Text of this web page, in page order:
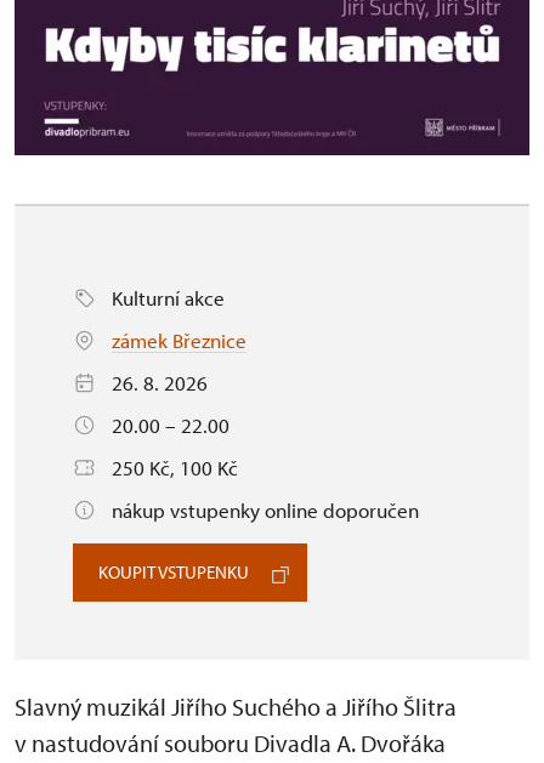
Kulturní akce
zámek Březnice
26. 8. 2026
20.00 – 22.00
250 Kč, 100 Kč
nákup vstupenky online doporučen
KOUPIT VSTUPENKU
Slavný muzikál Jiřího Suchého a Jiřího Šlitra
v nastudování souboru Divadla A. Dvořáka